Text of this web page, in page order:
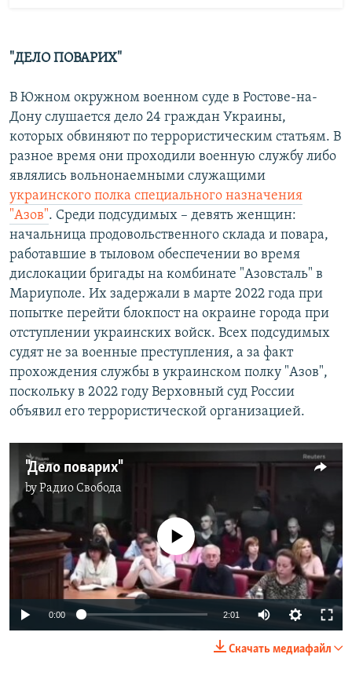
"ДЕЛО ПОВАРИХ"
В Южном окружном военном суде в Ростове-на-
Дону слушается дело 24 граждан Украины,
которых обвиняют по террористическим статьям. В
разное время они проходили военную службу либо
являлись вольнонаемными служащими
украинского полка специального назначения
"Азов". Среди подсудимых – девять женщин:
начальница продовольственного склада и повара,
работавшие в тыловом обеспечении во время
дислокации бригады на комбинате "Азовсталь" в
Мариуполе. Их задержали в марте 2022 года при
попытке перейти блокпост на окраине города при
отступлении украинских войск. Всех подсудимых
судят не за военные преступления, а за факт
прохождения службы в украинском полку "Азов",
поскольку в 2022 году Верховный суд России
объявил его террористической организацией.
"Дело поварих"
byРадио Свобода
No media source currently available
0:00 2:01
Скачать медиафайл